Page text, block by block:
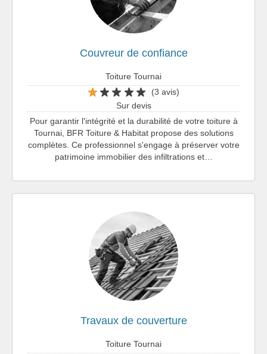
Couvreur de confiance
Toiture Tournai
(3 avis)
Sur devis
Pour garantir l'intégrité et la durabilité de votre toiture à
Tournai, BFR Toiture & Habitat propose des solutions
complètes. Ce professionnel s'engage à préserver votre
patrimoine immobilier des infiltrations et…
Travaux de couverture
Toiture Tournai